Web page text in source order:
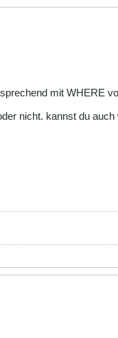
mit WHERE
nicht. kannst du auch